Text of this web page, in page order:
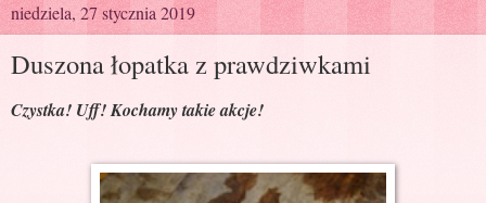
niedziela, 27 stycznia 2019
Duszona łopatka z prawdziwkami
Czystka! Uff! Kochamy takie akcje!